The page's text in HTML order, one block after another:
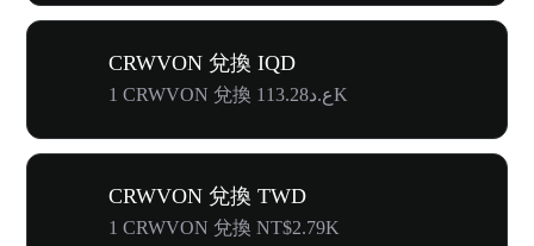
CRWVON 兌換 IQD
1 CRWVON 兌換 ع.د113.28K
CRWVON 兌換 TWD
1 CRWVON 兌換 NT$2.79K